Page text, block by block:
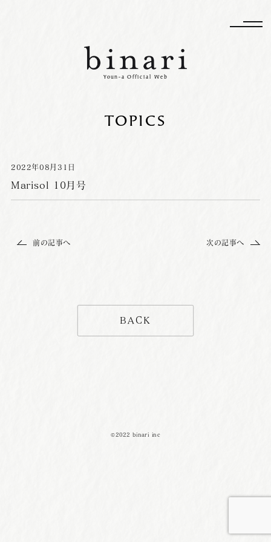
Youn-a Official Web
TOPICS
2022年08 月 31 日
Marisol 10月号
前の記事へ 次の記事へ
BACK
©2022 binari inc